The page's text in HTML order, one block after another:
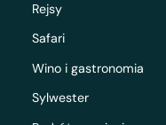
Rejsy
Safari
Wino i gastronomia
Sylwester